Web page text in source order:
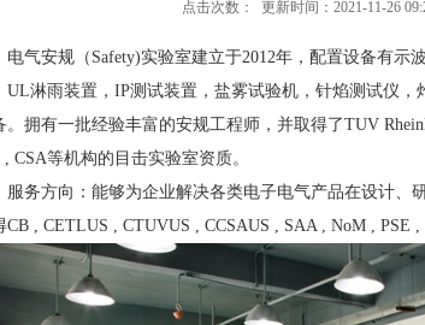
点击次数： 更新时间：2021-11-26
安规（Safety)实验室建立于2012年，配置设备有示
UL淋雨装置，IP测试装置，盐雾试验机，针焰测试仪
。拥有一批经验丰富的安规工程师，并取得了TUV
, CSA等机构的目击实验室资质。
方向：能够为企业解决各类电子电气产品在设计、
CB , CETLUS , CTUVUS , CCSAUS , SAA , NoM , PSE ,